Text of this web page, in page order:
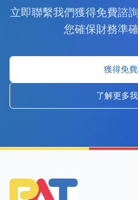
立即聯繫我們獲得免費諮
您確保財務準
獲得免
了解更多